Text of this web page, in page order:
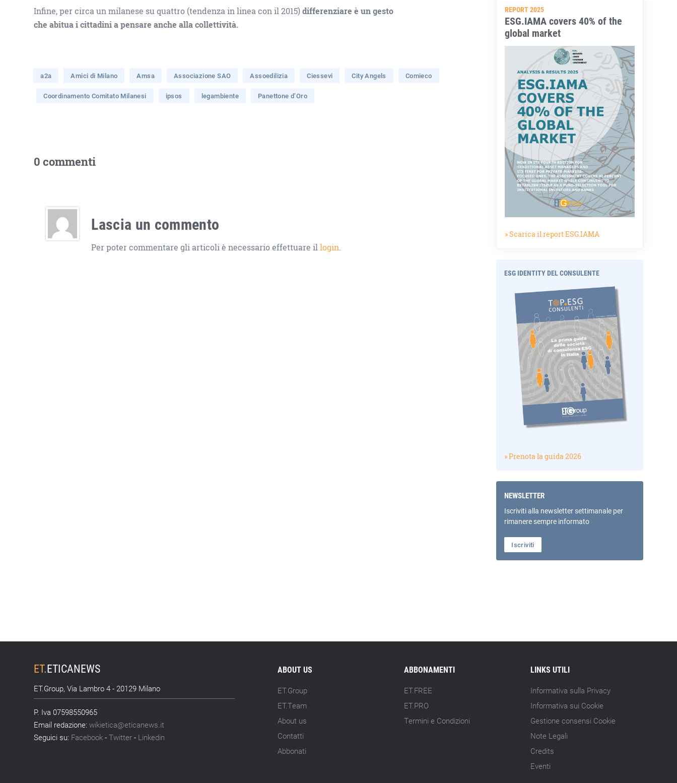
Infine, per circa un milanese su quattro (tendenza in linea con il 2015)differenziare è un gesto
che abitua i cittadini a pensare anche alla collettività.
a2a Amici di Milano Amsa Associazione SAO Assoedilizia Ciessevi City Angels Comieco
Coordinamento Comitato Milanesi ipsos legambiente Panettone d’Oro
0 commenti
Lascia un commento
Per poter commentare gli articoli è necessario effettuare illogin.
REPORT 2025
ESG.IAMA covers 40% of the
global market
» Scarica il report ESG.IAMA
ESG IDENTITY DEL CONSULENTE
» Prenota la guida 2026
NEWSLETTER
Iscriviti alla newsletter settimanale per
rimanere sempre informato
Iscriviti
ET.ETICANEWS
ET.Group, Via Lambro 4 - 20129 Milano
P. Iva 07598550965
Email redazione:wikietica@eticanews.it
Seguici su: Facebook -Twitter - Linkedin
ABOUT US
ET.Group
ET.Team
About us
Contatti
Abbonati
ABBONAMENTI
ET.FREE
ET.PRO
Termini e Condizioni
LINKS UTILI
Informativa sulla Privacy
Informativa sui Cookie
Gestione consensi Cookie
Note Legali
Credits
Eventi